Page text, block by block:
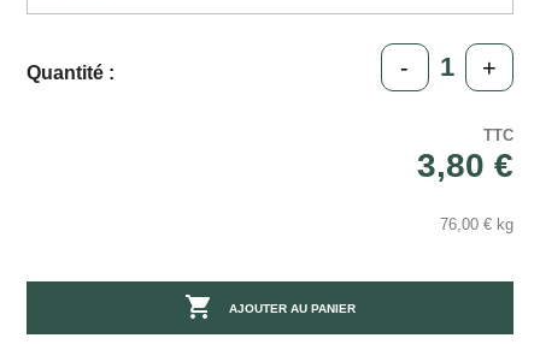
Quantité : - +
TTC
3,80 €
76,00 € kg
 AJOUTER AU PANIER